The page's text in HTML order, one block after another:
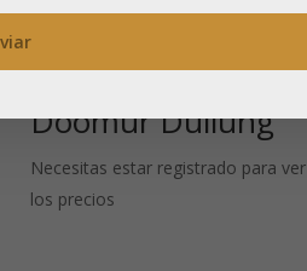
Doomur Dullung
Necesitas estar registrado para ver
los precios